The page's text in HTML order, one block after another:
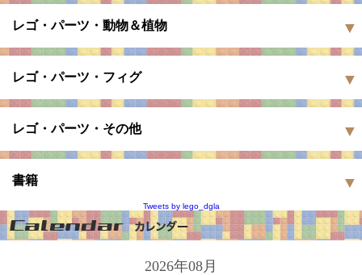
レゴ・パーツ・動物＆植物
レゴ・パーツ・フィグ
レゴ・パーツ・その他
書籍
Tweets by lego_dgla
2026年08月